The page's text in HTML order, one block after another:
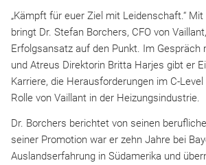
„Kämpft für euer Ziel mit Leidenschaft.“
bringt Dr. Stefan Borchers, CFO von
Erfolgsansatz auf den Punkt. Im Gespräch
und Atreus Direktorin Britta Harjes gibt er
Karriere, die Herausforderungen im C-
Rolle von Vaillant in der Heizungsindustrie.
Dr. Borchers berichtet von seinen
seiner Promotion war er zehn Jahre bei
Auslandserfahrung in Südamerika und